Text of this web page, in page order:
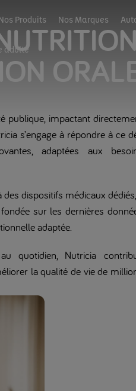
Produits Nos Marques
adulte
publique, impactant
s’engage à répondre à ce
adaptées aux
dispositifs médicaux
sur les dernières
adaptée.
quotidien, Nutricia
la qualité de vie de